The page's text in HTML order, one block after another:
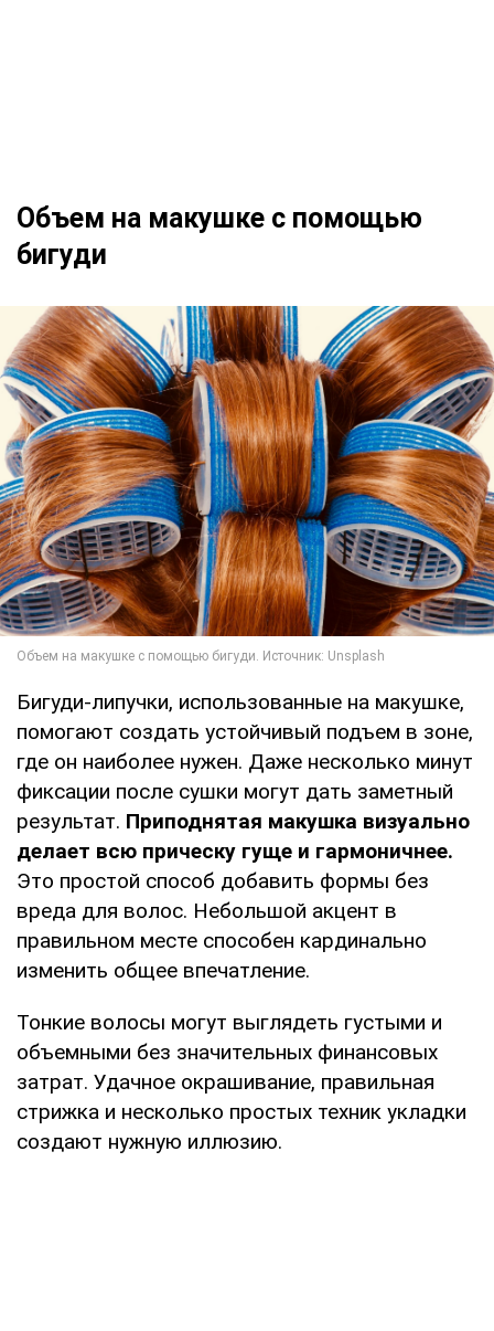
Объем на макушке с помощью
бигуди
Бигуди-липучки, использованные на макушке,
помогают создать устойчивый подъем в зоне,
где он наиболее нужен. Даже несколько минут
фиксации после сушки могут дать заметный
результат. Приподнятая макушка визуально
делает всю прическу гуще и гармоничнее.
Это простой способ добавить формы без
вреда для волос. Небольшой акцент в
правильном месте способен кардинально
изменить общее впечатление.
Тонкие волосы могут выглядеть густыми и
объемными без значительных финансовых
затрат. Удачное окрашивание, правильная
стрижка и несколько простых техник укладки
создают нужную иллюзию.